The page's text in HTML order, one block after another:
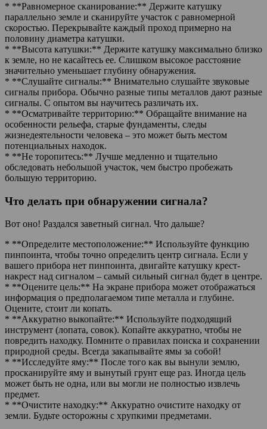
* **Равномерное сканирование:** Держите катушку
параллельно земле и сканируйте участок с равномерной
скоростью. Перекрывайте каждый проход примерно на
половину диаметра катушки.
* **Высота катушки:** Держите катушку максимально близко
к земле, но не касайтесь ее. Слишком высокое расстояние
значительно уменьшает глубину обнаружения.
* **Слушайте сигналы:** Внимательно слушайте звуковые
сигналы прибора. Обычно разные типы металлов дают разные
сигналы. С опытом вы научитесь различать их.
* **Осматривайте территорию:** Обращайте внимание на
особенности рельефа, старые фундаменты, следы
жизнедеятельности человека – это может быть местом
потенциальных находок.
* **Не торопитесь:** Лучше медленно и тщательно
обследовать небольшой участок, чем быстро пробежать
большую территорию.
Что делать при обнаружении сигнала?
Вот оно! Раздался заветный сигнал. Что дальше?
* **Определите местоположение:** Используйте функцию
пинпоинта, чтобы точно определить центр сигнала. Если у
вашего прибора нет пинпоинта, двигайте катушку крест-
накрест над сигналом – самый сильный сигнал будет в центре.
* **Оцените цель:** На экране прибора может отображаться
информация о предполагаемом типе металла и глубине.
Оцените, стоит ли копать.
* **Аккуратно выкопайте:** Используйте подходящий
инструмент (лопата, совок). Копайте аккуратно, чтобы не
повредить находку. Помните о правилах поиска и сохранении
природной среды. Всегда закапывайте ямы за собой!
* **Исследуйте яму:** После того как вы вынули землю,
просканируйте яму и вынутый грунт еще раз. Иногда цель
может быть не одна, или вы могли не полностью извлечь
предмет.
* **Очистите находку:** Аккуратно очистите находку от
земли. Будьте осторожны с хрупкими предметами.